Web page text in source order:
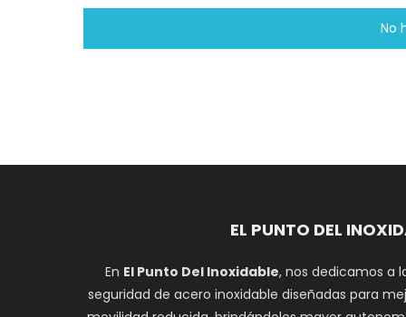
No
EL PUNTO DEL
En El Punto Del Inoxidable, nos dedicamos a
seguridad de acero inoxidable diseñadas para